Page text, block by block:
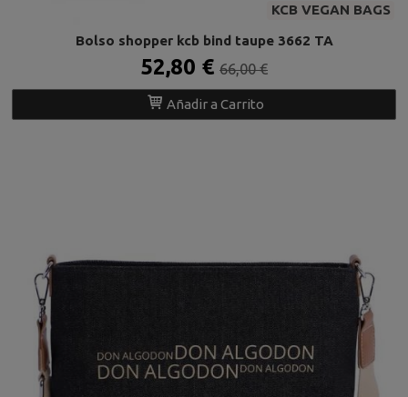
KCB VEGAN BAGS
Bolso shopper kcb bind taupe 3662 TA
52,80 € 66,00 €
Añadir a Carrito